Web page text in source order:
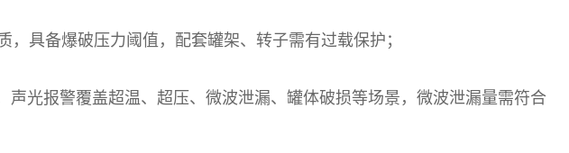
，具备爆破压力阈值，配套罐架、转子需有过载保护；
光报警覆盖超温、超压、微波泄漏、罐体破损等场景，微波泄漏量需符合